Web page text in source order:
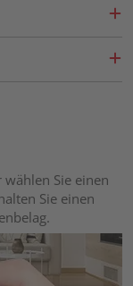
Sie einen
Sie einen